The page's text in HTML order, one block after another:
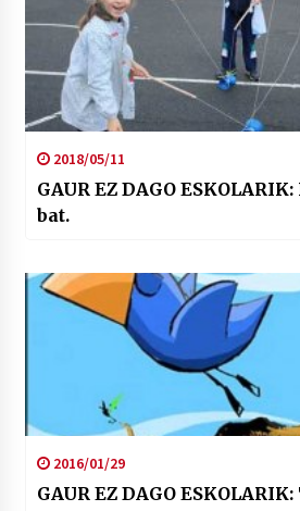
2018/05/11
GAUR EZ DAGO
bat.
2016/01/29
GAUR EZ DAGO